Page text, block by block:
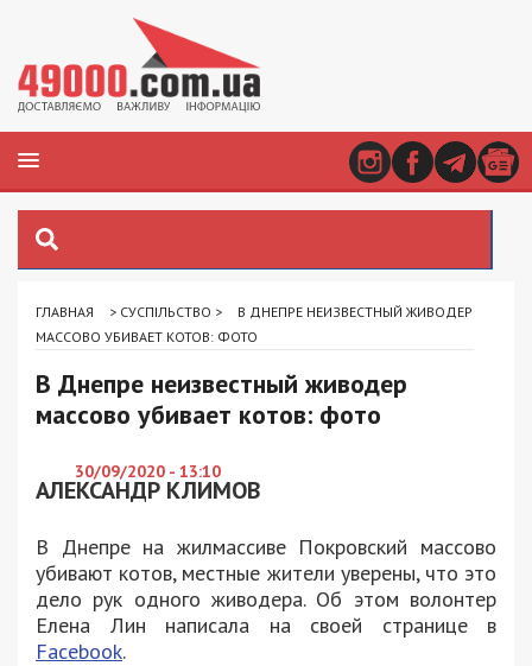
ГЛАВНАЯ > СУСПІЛЬСТВО >
В ДНЕПРЕ НЕИЗВЕСТНЫЙ ЖИВОДЕР
МАССОВО УБИВАЕТ КОТОВ: ФОТО
В Днепре неизвестный живодер
массово убивает котов: фото
30/09/2020 - 13:10
АЛЕКСАНДР КЛИМОВ
В Днепре на жилмассиве Покровский массово
убивают котов, местные жители уверены, что это
дело рук одного живодера. Об этом волонтер
Елена Лин написала на своей странице в
Facebook.